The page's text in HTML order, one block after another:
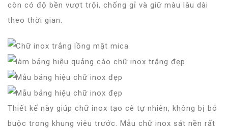
còn có độ bền vượt trội, chống gỉ và giữ màu lâu dài
theo thời gian.
Thiết kế này giúp chữ inox tạo cê tự nhiên, không bị bó
buộc trong khung viêu trước. Mẫu chữ inox sát nền rất